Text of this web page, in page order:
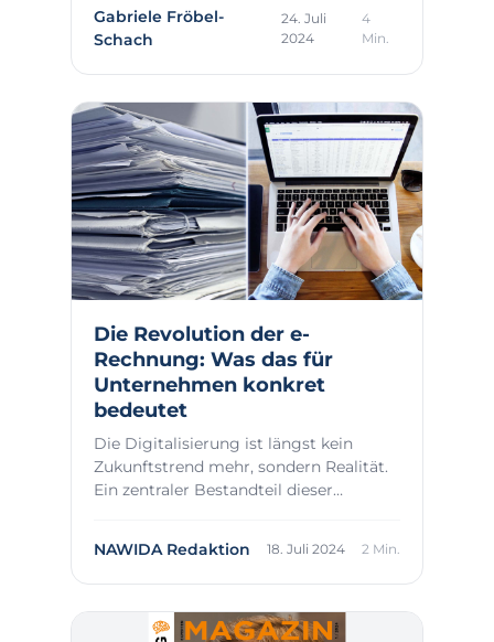
Gabriele Fröbel-
Schach
24. Juli
2024
4
Min.
Die Revolution der e-
Rechnung: Was das für
Unternehmen konkret
bedeutet
Die Digitalisierung ist längst kein
Zukunftstrend mehr, sondern Realität.
Ein zentraler Bestandteil dieser
NAWIDA Redaktion
18. Juli 2024 2 Min.